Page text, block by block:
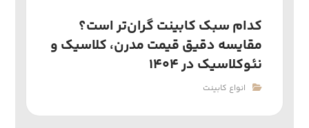
کدام سبک کابینت گران‌تر است؟
مقایسه دقیق قیمت مدرن، کلاسیک و
نئوکلاسیک در ۱۴۰۴
انواع کابینت